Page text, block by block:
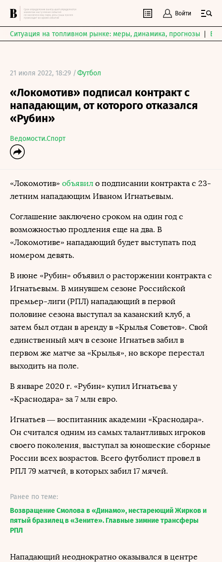
Войти
Ситуация на топливном рынке: меры, динамика, прогнозы
21 июля 2022, 18:29 /Футбол
«Локомотив» подписал контракт с
нападающим, от которого отказался
«Рубин»
Ведомости.Спорт
«Локомотив» объявил о подписании контракта с 23-
летним нападающим Иваном Игнатьевым.
Соглашение заключено сроком на один год с
возможностью продления еще на два. В
«Локомотиве» нападающий будет выступать под
номером девять.
В июне «Рубин» объявил о расторжении контракта с
Игнатьевым. В минувшем сезоне Российской
премьер-лиги (РПЛ) нападающий в первой
половине сезона выступал за казанский клуб, а
затем был отдан в аренду в «Крылья Советов». Свой
единственный мяч в сезоне Игнатьев забил в
первом же матче за «Крылья», но вскоре перестал
выходить на поле.
В январе 2020 г. «Рубин» купил Игнатьева у
«Краснодара» за 7 млн евро.
Игнатьев — воспитанник академии «Краснодара».
Он считался одним из самых талантливых игроков
своего поколения, выступал за юношеские сборные
России всех возрастов. Всего футболист провел в
РПЛ 79 матчей, в которых забил 17 мячей.
Ранее по теме:
Возвращение Смолова в «Динамо», нестареющий Жирков и
пятый бразилец в «Зените». Главные зимние трансферы
РПЛ
Нападающий неоднократно оказывался в центре